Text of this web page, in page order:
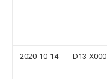
2020-10-14 D13-X000